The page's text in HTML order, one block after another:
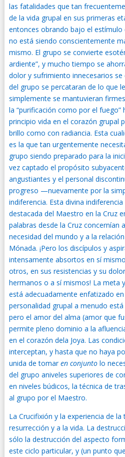
las fatalidades que tan
de la vida grupal en sus primeras
entonces obrando bajo el estímulo
no está siendo conscientemente
mismo. El grupo se convierte
ardiente”, y mucho tiempo se
dolor y sufrimiento innecesarios
del grupo se percataran de lo que
simplemente se mantuvieran
la “purificación como por el fuego”
principio vida en el corazón grupal
brillo como con radiancia. Esta
es la que tan urgentemente
grupo siendo preparado para la
vez captado el propósito
angustiantes y el personal
progreso —nuevamente por la
indiferencia. Esta divina
destacada del Maestro en la Cruz
palabras desde la Cruz concernían
necesidad del mundo y a la
Mónada. ¡Pero los discípulos y
intensamente absortos en sí
otros, en sus resistencias y su
hermanos o a sí mismos! La meta
está adecuadamente enfatizado
personalidad grupal a menudo
pero el amor del alma (amor que
permite pleno dominio a la
en el corazón dela Joya. Las
interceptan, y hasta que no haya
unida de tomaren conjuntolo
del grupo aniveles superiores de
en niveles búdicos, la técnica de
al grupo por el Maestro.
La Crucifixión y la experiencia de
resurrección y a la vida. La
sólo la destrucción del aspecto
este ciclo particular, y (un punto